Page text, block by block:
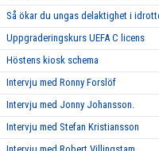
Så ökar du ungas delaktighet i
Uppgraderingskurs UEFA C licens
Höstens kiosk schema
Intervju med Ronny Forslöf
Intervju med Jonny Johansson.
Intervju med Stefan Kristiansson